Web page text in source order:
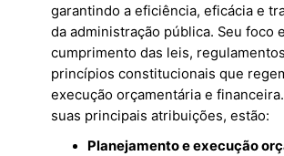
garantindo a eficiência, eficácia e
da administração pública. Seu foco
cumprimento das leis,
princípios constitucionais que
execução orçamentária e
suas principais atribuições, estão:
Planejamento e execução